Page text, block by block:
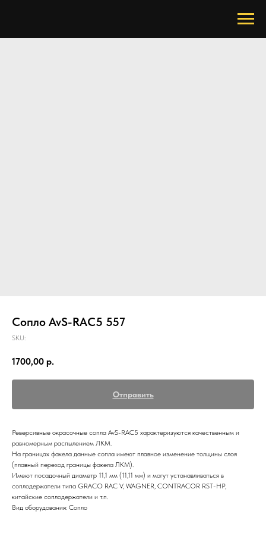
Сопло AvS-RAC5 557
SKU:
1700,00 р.
Отправить
Реверсивные окрасочные сопла AvS-RAC5 характеризуются качественным и
равномерным распылением ЛКМ.
На границах факела данные сопла имеют плавное изменение толщины слоя
(плавный переход границы факела ЛКМ).
Имеют посадочный диаметр 11,1 мм (11,11 мм) и могут устанавливаться в
соплодержатели типа GRACO RAC V, WAGNER, CONTRACOR RST-HP,
китайские соплодержатели и т.п.
Вид оборудования: Сопло